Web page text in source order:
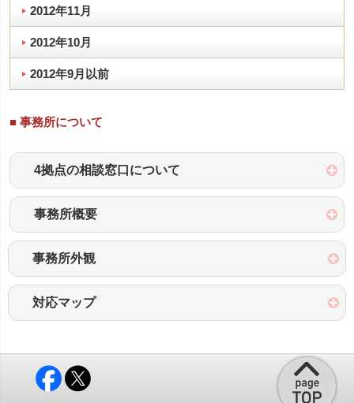
2012年11月
2012年10月
2012年9月以前
■ 事務所について
4拠点の相談窓口について
事務所概要
事務所外観
対応マップ